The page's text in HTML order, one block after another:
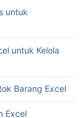
untuk
untuk Kelola
Barang Excel
Excel